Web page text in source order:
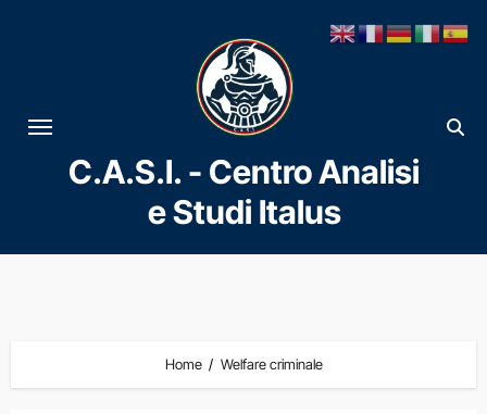
al
contenuto
C.A.S.I. - Centro Analisi
e Studi Italus
Home Welfare criminale